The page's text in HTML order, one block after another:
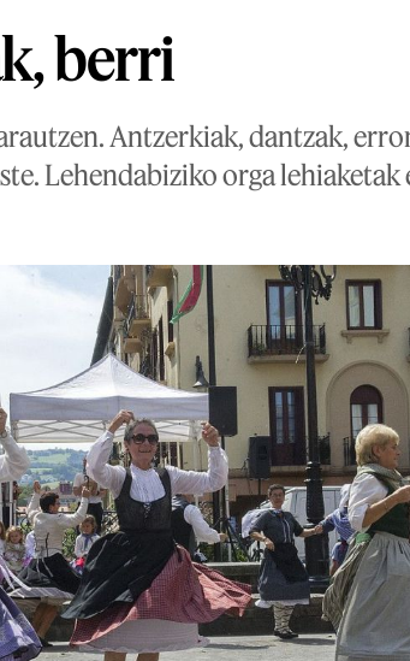
berri
Antzerkiak, dantzak,
Lehendabiziko orga lehiaketak